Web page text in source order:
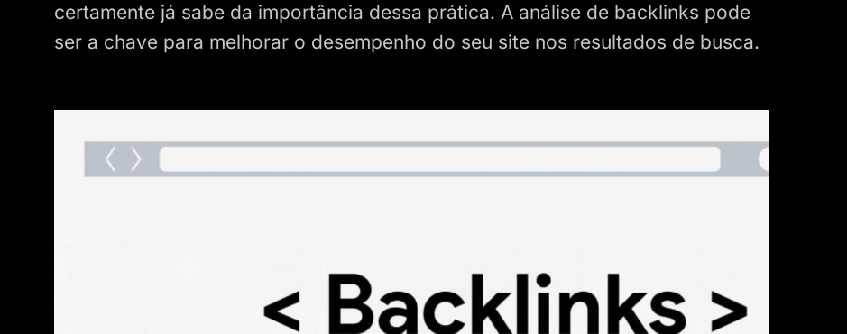
certamente já sabe da importância dessa prática. A análise de backlinks pode
ser a chave para melhorar o desempenho do seu site nos resultados de busca.